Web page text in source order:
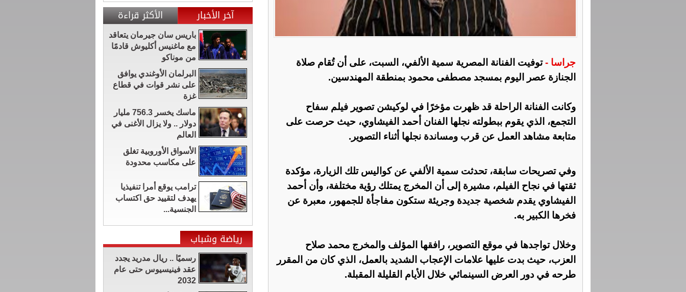
جراسا - توفيت الفنانة المصرية سمية الألفي، السبت، على أن تُقام صلاة
الجنازة عصر اليوم بمسجد مصطفى محمود بمنطقة المهندسين.
وكانت الفنانة الراحلة قد ظهرت مؤخرًا في لوكيشن تصوير فيلم سفاح
التجمع، الذي يقوم ببطولته نجلها الفنان أحمد الفيشاوي، حيث حرصت على
متابعة مشاهد العمل عن قرب ومساندة نجلها أثناء التصوير.
وفي تصريحات سابقة، تحدثت سمية الألفي عن كواليس تلك الزيارة، مؤكدة
ثقتها في نجاح الفيلم، مشيرة إلى أن المخرج يمتلك رؤية مختلفة، وأن أحمد
الفيشاوي يقدم شخصية جديدة وجريئة ستكون مفاجأة للجمهور، معبرة عن
فخرها الكبير به.
وخلال تواجدها في موقع التصوير، رافقها المؤلف والمخرج محمد صلاح
العزب، حيث بدت عليها علامات الإعجاب الشديد بالعمل، الذي كان من المقرر
طرحه في دور العرض السينمائي خلال الأيام القليلة المقبلة.
آخر الأخبار الأكثر قراءة
باريس سان جيرمان يتعاقد
مع ماغنيس أكليوش قادمًا
من موناكو
البرلمان الأوغندي يوافق
على نشر قوات في قطاع
غزة
ماسك يخسر 756.3 مليار
دولار .. ولا يزال الأغنى في
العالم
الأسواق الأوروبية تغلق
على مكاسب محدودة
ترامب يوقع أمرا تنفيذيا
يهدف لتقييد حق اكتساب
الجنسية...
رياضة وشباب
رسميًا .. ريال مدريد يجدد
عقد فينيسيوس حتى عام
2032